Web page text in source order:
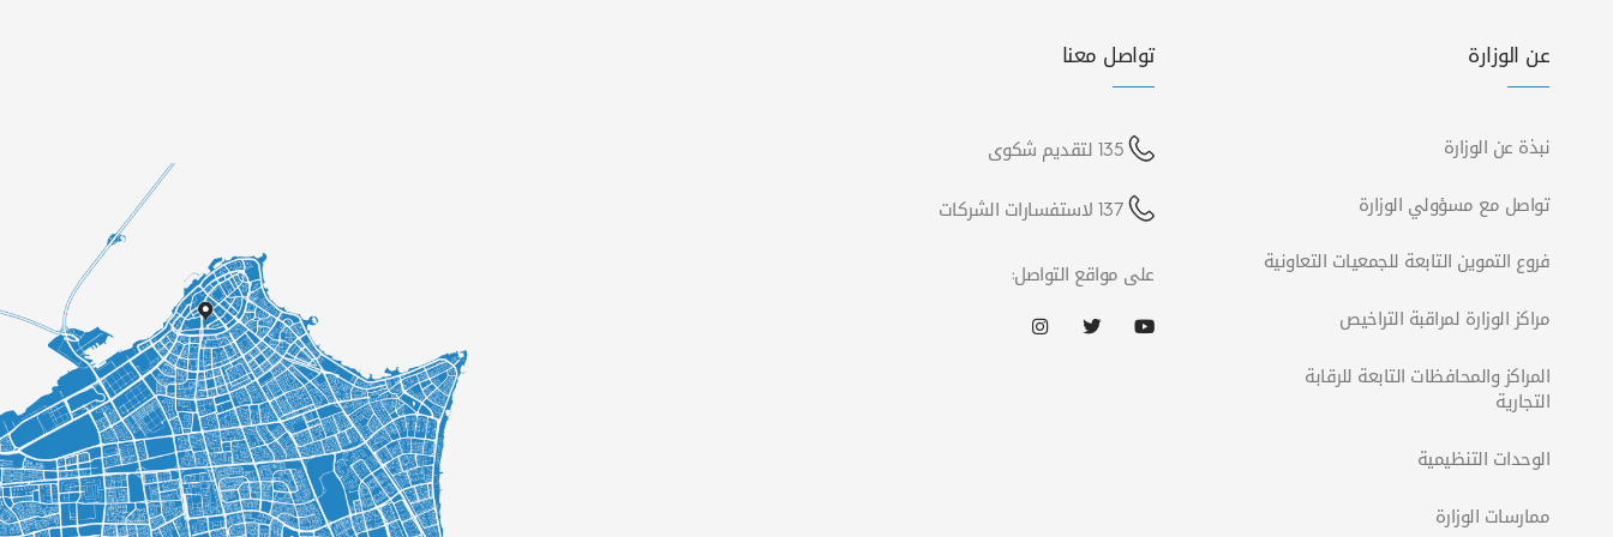
عن الوزارة
نبذة عن الوزارة
تواصل مع مسؤولي الوزارة
فروع التموين التابعة للجمعيات التعاونية
مراكز الوزارة لمراقبة التراخيص
المراكز والمحافظات التابعة للرقابة
التجارية
الوحدات التنظيمية
ممارسات الوزارة
تواصل معنا
135 لتقديم شكوى
137 لاستفسارات الشركات
على مواقع التواصل: